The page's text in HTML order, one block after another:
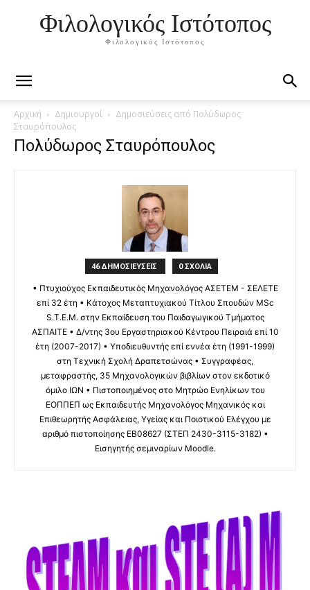
Φιλολογικός Ιστότοπος
Φιλολογικός Ιστότοπος
Αρχική Δημιουργοί
Δημοσιεύσεις από Πολύδωρος
Σταυρόπουλος
Πολύδωρος Σταυρόπουλος
46 ΔΗΜΟΣΙΕΥΣΕΙΣ 0 ΣΧΟΛΙΑ
• Πτυχιούχος Εκπαιδευτικός Μηχανολόγος ΑΣΕΤΕΜ - ΣΕΛΕΤΕ
επί 32 έτη • Κάτοχος Μεταπτυχιακού Τίτλου Σπουδών MSc
S.T.E.M. στην Εκπαίδευση του Παιδαγωγικού Τμήματος
ΑΣΠΑΙΤΕ • Δ/ντης 3ου Εργαστηριακού Κέντρου Πειραιά επί 10
έτη (2007-2017) • Υποδιευθυντής επί εννέα έτη (1991-1999)
στη Τεχνική Σχολή Δραπετσώνας • Συγγραφέας,
μεταφραστής, 35 Μηχανολογικών βιβλίων στον εκδοτικό
όμιλο ΙΩΝ • Πιστοποιημένος στο Μητρώο Ενηλίκων του
ΕΟΠΠΕΠ ως Εκπαιδευτής Μηχανολόγος Μηχανικός και
Επιθεωρητής Ασφάλειας, Υγείας και Ποιοτικού Ελέγχου με
αριθμό πιστοποίησης ΕΒ08627 (ΣΤΕΠ 2430-3115-3182) •
Εισηγητής σεμιναρίων Moodle.